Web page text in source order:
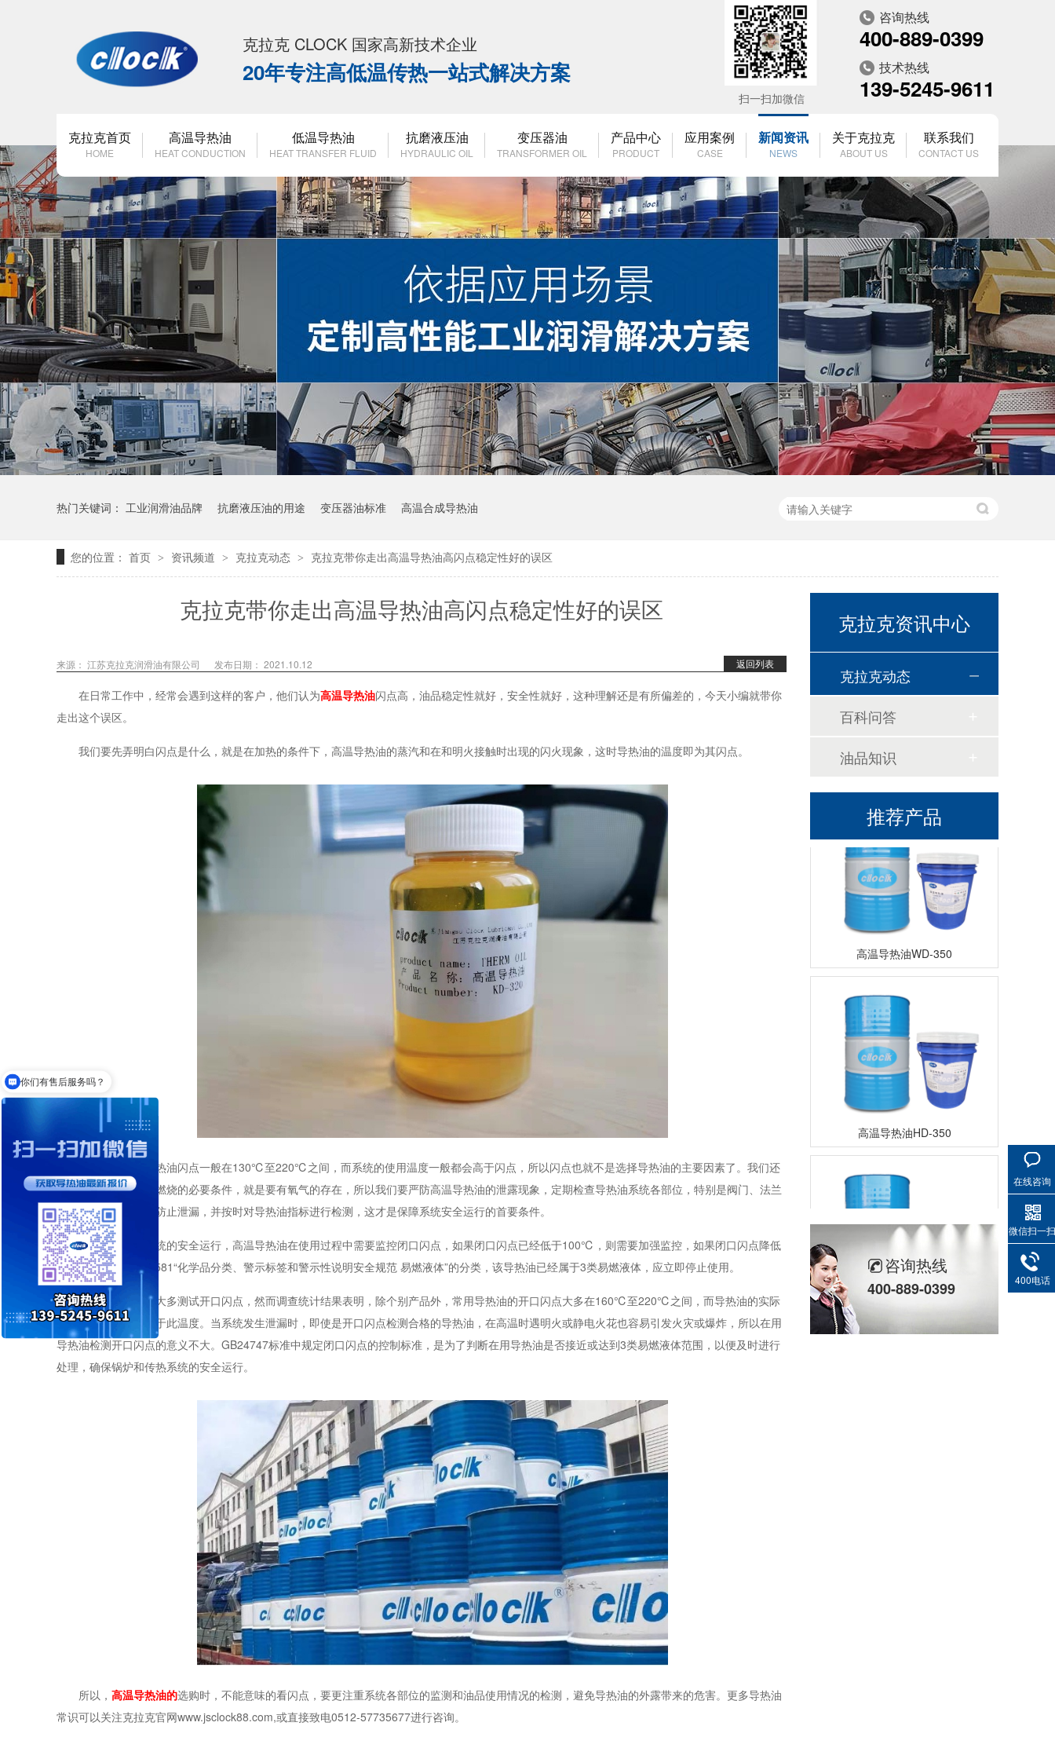
克拉克 CLOCK 国家高新技术企业
20年专注高低温传热一站式解决方案
咨询热线
400-889-0399
技术热线
139-5245-9611
扫一扫加微信
克拉克首页
HOME
高温导热油
HEAT CONDUCTION
低温导热油
HEAT TRANSFER FLUID
抗磨液压油
HYDRAULIC OIL
变压器油
TRANSFORMER OIL
产品中心
PRODUCT
应用案例
CASE
新闻资讯
NEWS
关于克拉克
ABOUT US
联系我们
CONTACT US
热门关键词： 工业润滑油品牌 抗磨液压油的用途 变压器油标准 高温合成导热油
您的位置： 首页 > 资讯频道 > 克拉克动态 > 克拉克带你走出高温导热油高闪点稳定性好的误区
克拉克带你走出高温导热油高闪点稳定性好的误区
返回列表
来源： 江苏克拉克润滑油有限公司 发布日期： 2021.10.12
在日常工作中，经常会遇到这样的客户，他们认为高温导热油闪点高，油品稳定性就好，安全性就好，这种理解还是有所偏差的，今天小编就带你
走出这个误区。
我们要先弄明白闪点是什么，就是在加热的条件下，高温导热油的蒸汽和在和明火接触时出现的闪火现象，这时导热油的温度即为其闪点。
在国内，高温导热油闪点一般在130℃至220℃之间，而系统的使用温度一般都会高于闪点，所以闪点也就不是选择导热油的主要因素了。我们还
要了解清楚的知道，燃烧的必要条件，就是要有氧气的存在，所以我们要严防高温导热油的泄露现象，定期检查导热油系统各部位，特别是阀门、法兰
连接处等监测维护，防止泄漏，并按时对导热油指标进行检测，这才是保障系统安全运行的首要条件。
为了保证传热系统的安全运行，高温导热油在使用过程中需要监控闭口闪点，如果闭口闪点已经低于100℃，则需要加强监控，如果闭口闪点降低
到60℃，根据GB20581“化学品分类、警示标签和警示性说明安全规范 易燃液体”的分类，该导热油已经属于3类易燃液体，应立即停止使用。
以前高温导热油大多测试开口闪点，然而调查统计结果表明，除个别产品外，常用导热油的开口闪点大多在160℃至220℃之间，而导热油的实际
使用温度绝大多数高于此温度。当系统发生泄漏时，即使是开口闪点检测合格的导热油，在高温时遇明火或静电火花也容易引发火灾或爆炸，所以在用
导热油检测开口闪点的意义不大。 GB24747标准中规定闭口闪点的控制标准，是为了判断在用导热油是否接近或达到3类易燃液体范围，以便及时进行
处理，确保锅炉和传热系统的安全运行。
所以， 高温导热油的选购时，不能意味的看闪点，要更注重系统各部位的监测和油品使用情况的检测，避免导热油的外露带来的危害。更多导热油
常识可以关注克拉克官网www.jsclock88.com,或直接致电0512-57735677进行咨询。
克拉克资讯中心
克拉克动态
百科问答
油品知识
推荐产品
高温链条油HL350
高温导热油KD-320
咨询热线
400-889-0399
在线咨询
微信扫一扫
400电话
你们导热油可以达到多少度？